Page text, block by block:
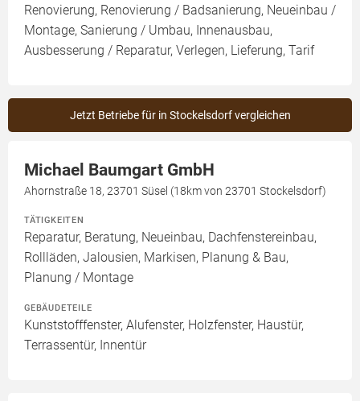
Renovierung, Renovierung / Badsanierung, Neueinbau /
Montage, Sanierung / Umbau, Innenausbau,
Ausbesserung / Reparatur, Verlegen, Lieferung, Tarif
Jetzt Betriebe für in Stockelsdorf vergleichen
Michael Baumgart GmbH
Ahornstraße 18, 23701 Süsel (18km von 23701 Stockelsdorf)
TÄTIGKEITEN
Reparatur, Beratung, Neueinbau, Dachfenstereinbau,
Rollläden, Jalousien, Markisen, Planung & Bau,
Planung / Montage
GEBÄUDETEILE
Kunststofffenster, Alufenster, Holzfenster, Haustür,
Terrassentür, Innentür